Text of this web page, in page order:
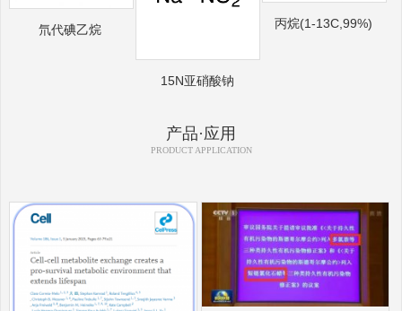
氘代碘乙烷
15N亚硝酸钠
丙烷(1-13C,99%)
产品·应用
PRODUCT APPLICATION